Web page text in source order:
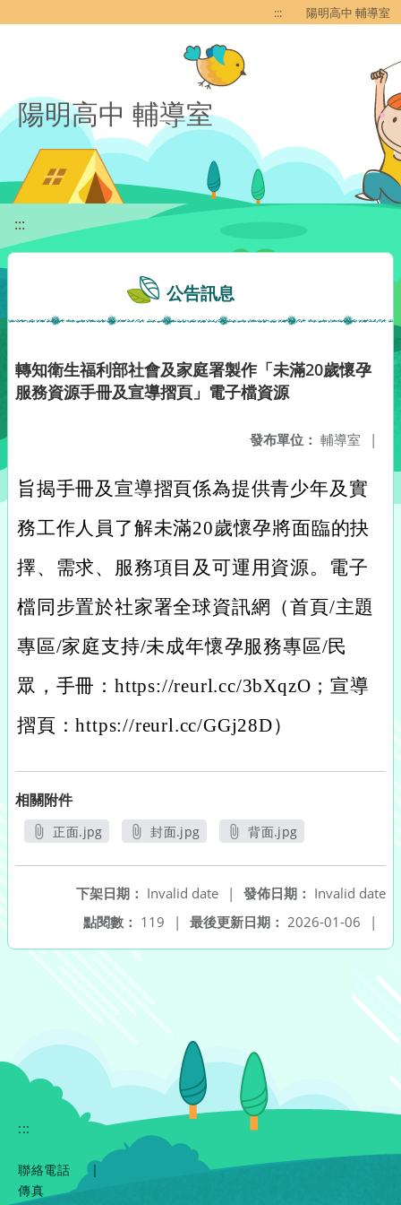
::: 陽明高中 輔導室
陽明高中 輔導室
:::
公告訊息
轉知衛生福利部社會及家庭署製作「未滿20歲懷孕
服務資源手冊及宣導摺頁」電子檔資源
發布單位： 輔導室 |
旨揭手冊及宣導摺頁係為提供青少年及實
務工作人員了解未滿20歲懷孕將面臨的抉
擇、需求、服務項目及可運用資源。電子
檔同步置於社家署全球資訊網（首頁/主題
專區/家庭支持/未成年懷孕服務專區/民
眾，手冊： https://reurl.cc/3bXqzO ；宣導
摺頁：https://reurl.cc/GGj28D）
相關附件
正面.jpg
封面.jpg
背面.jpg
發佈日期： Invalid date
下架日期： Invalid date
|
最後更新日期： 2026-01-06 |
點閱數： 119 |
:::
聯絡電話
|
傳真